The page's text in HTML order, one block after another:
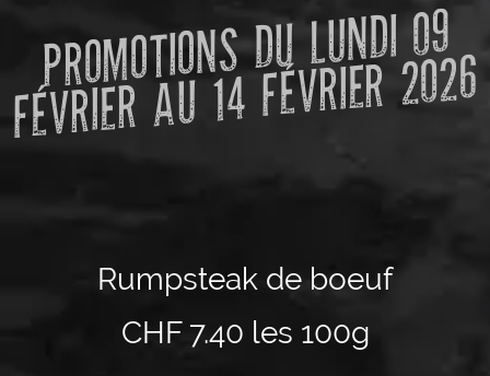
PRO
MOTIONS DU LUNDI 09
FÉVRIER AU 14 FÉVRIER 2026
Rumpsteak de boeuf
CHF 7.40 les 100g